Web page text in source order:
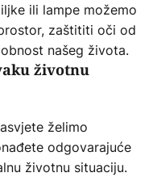
ili lampe možemo
zaštititi oči od
našeg života.
životnu
želimo
odgovarajuće
životnu situaciju.